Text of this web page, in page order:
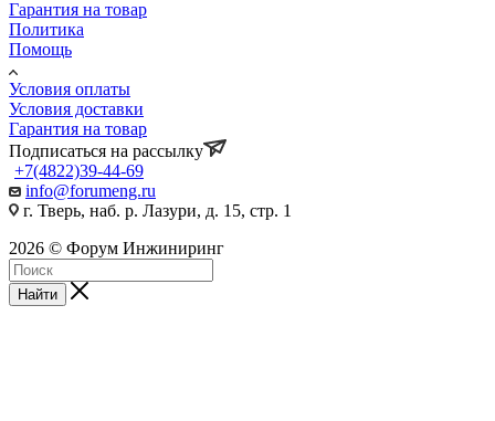
Гарантия на товар
Политика
Помощь
Условия оплаты
Условия доставки
Гарантия на товар
Подписаться на рассылку
+7(4822)39-44-69
info@forumeng.ru
г. Тверь, наб. р. Лазури, д. 15, стр. 1
2026 © Форум Инжиниринг
Найти